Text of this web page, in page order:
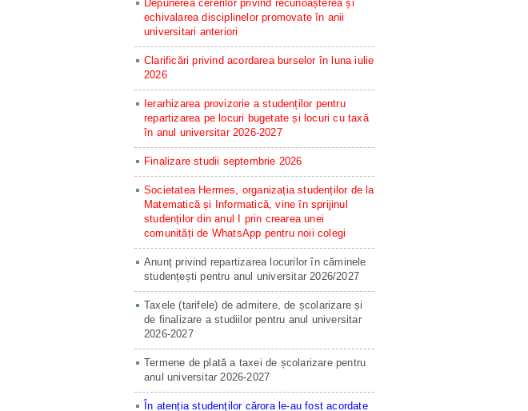
Depunerea cererilor privind recunoașterea și
echivalarea disciplinelor promovate în anii
universitari anteriori
Clarificări privind acordarea burselor în luna iulie
2026
Ierarhizarea provizorie a studenților pentru
repartizarea pe locuri bugetate și locuri cu taxă
în anul universitar 2026-2027
Finalizare studii septembrie 2026
Societatea Hermes, organizația studenților de la
Matematică și Informatică, vine în sprijinul
studenților din anul I prin crearea unei
comunități de WhatsApp pentru noii colegi
Anunț privind repartizarea locurilor în căminele
studențești pentru anul universitar 2026/2027
Taxele (tarifele) de admitere, de școlarizare și
de finalizare a studiilor pentru anul universitar
2026-2027
Termene de plată a taxei de școlarizare pentru
anul universitar 2026-2027
În atenția studenților cărora le-au fost acordate